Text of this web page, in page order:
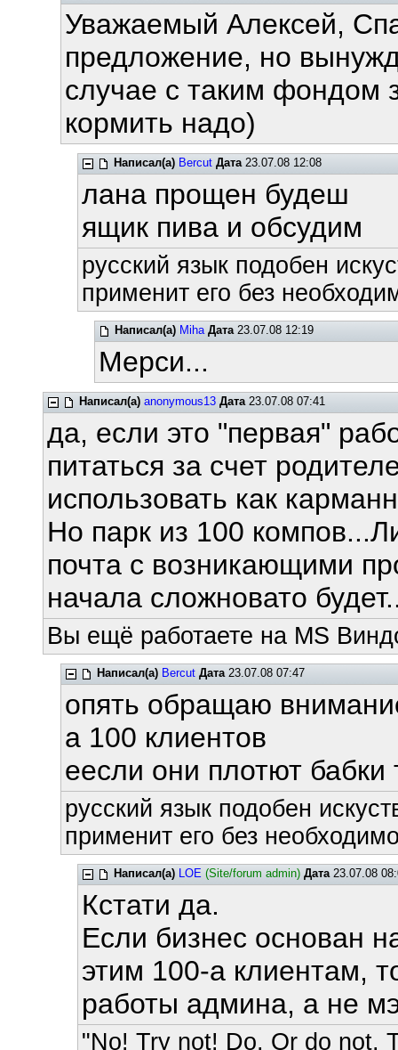
Уважаемый Алексей,
предложение, но
случае с таким фондом
кормить надо)
Написал(а) Bercut Дата23.07.08 12:08
лана прощен будеш
ящик пива и обсудим
русский язык подобен
применит его без
Написал(а) Miha Дата23.07.08 12:19
Мерси...
Написал(а) anonymous13 Дата23.07.08 07:41
да, если это "первая"
питаться за счет
использовать как
Но парк из 100
почта с возникающими
начала сложновато
Вы ещё работаете на MS
Написал(а) Bercut Дата23.07.08 07:47
опять обращаю
а 100 клиентов
еесли они плотют бабки
русский язык подобен
применит его без
Написал(а) LOE (Site/forum admin) Дата23.07.08
Кстати да.
Если бизнес основан
этим 100-а клиентам,
работы админа, а не
"No! Try not! Do. Or do not.